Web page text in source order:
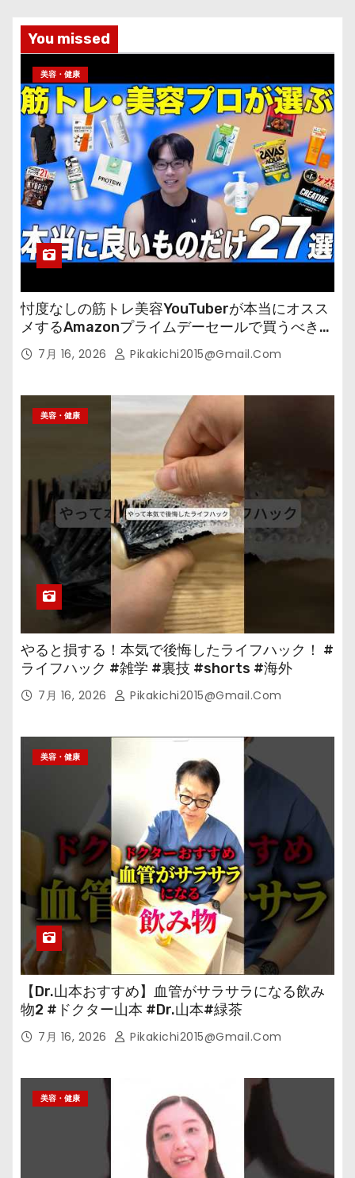
You missed
美容・健康
忖度なしの筋トレ美容YouTuberが本当にオスス
メするAmazonプライムデーセールで買うべきも
の 7月 16, 2026 Pikakichi2015@gmail.com
美容・健康
やると損する！本気で後悔したライフハック！ #
ライフハック #雑学 #裏技 #shorts #海外
7月 16, 2026 Pikakichi2015@gmail.com
美容・健康
【Dr.山本おすすめ】血管がサラサラになる飲み
物2 #ドクター山本 #Dr.山本#緑茶
7月 16, 2026 Pikakichi2015@gmail.com
美容・健康